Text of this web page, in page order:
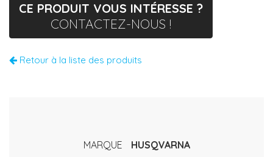
CE PRODUIT VOUS INTÉRESSE ?
CONTACTEZ-NOUS !
Retour à la liste des produits
MARQUE
HUSQVARNA